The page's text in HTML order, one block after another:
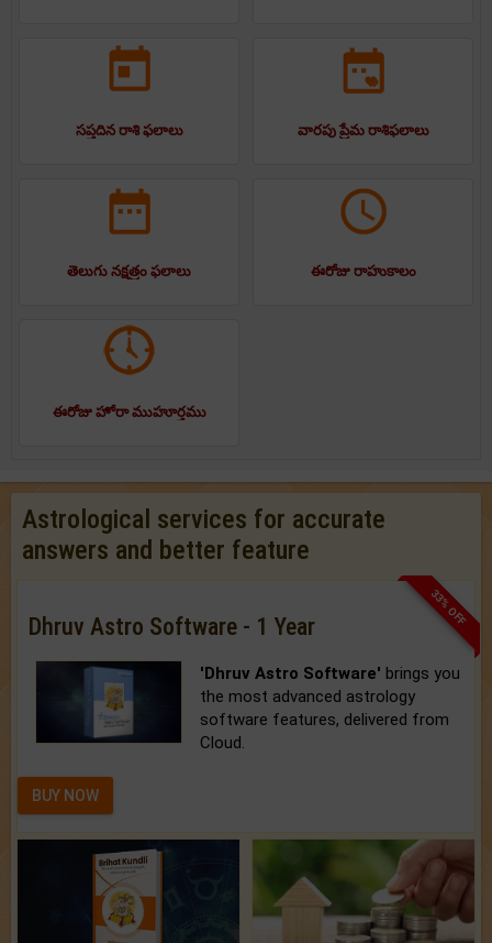
సప్తదిన రాశి ఫలాలు వారపు ప్రేమ రాశిఫలాలు
తెలుగు నక్షత్రం ఫలాలు ఈరోజు రాహుకాలం
ఈరోజు హోరా ముహూర్తము
Astrological services for accurate
answers and better feature
33% OFF
Dhruv Astro Software - 1 Year
'Dhruv Astro Software' brings you
the most advanced astrology
software features, delivered from
Cloud.
BUY NOW